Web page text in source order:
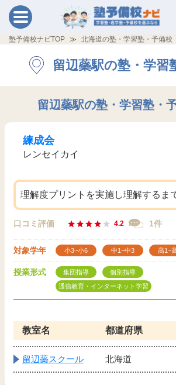
塾予備校ナビTOP 北海道の塾・学習塾・予備校
留辺蘂駅の塾・学習
留辺蘂駅の塾・学習塾・
練成会
レンセイカイ
理解度プリントを実施し理解するま
口コミ評価 4.2 1件
対象学年 小3~小6 中1~中3 高1~
授業形式 集団指導
個別指導
通信教育・インターネット学習
教室名 都道府県
留辺蘂スクール 北海道